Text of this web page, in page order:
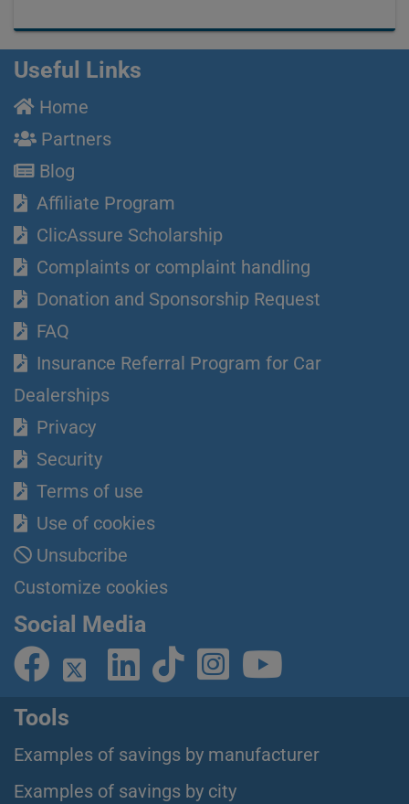
Useful Links
Home
Partners
Blog
Affiliate Program
ClicAssure Scholarship
Complaints or complaint handling
Donation and Sponsorship Request
FAQ
Insurance Referral Program for Car
Dealerships
Privacy
Security
Terms of use
Use of cookies
Unsubcribe
Customize cookies
Social Media
Tools
Examples of savings by manufacturer
Examples of savings by city